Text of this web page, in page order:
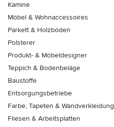
Kamine
Möbel & Wohnaccessoires
Parkett & Holzböden
Polsterer
Produkt- & Möbeldesigner
Teppich & Bodenbeläge
Baustoffe
Entsorgungsbetriebe
Farbe, Tapeten & Wandverkleidung
Fliesen & Arbeitsplatten